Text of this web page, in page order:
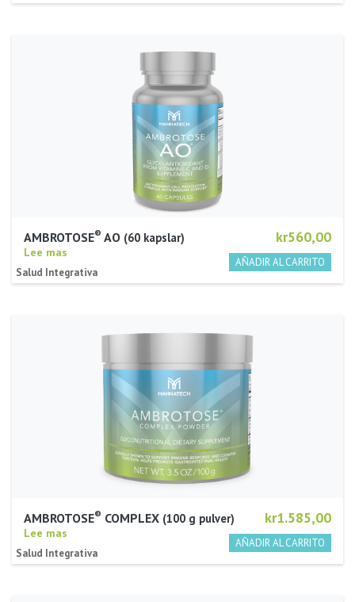
kr560,00
AMBROTOSE® AO 60 kapslar
Lee mas
Salud Integrativa
kr1.585,00
AMBROTOSE® COMPLEX 100 g pulver
Lee mas
Salud Integrativa